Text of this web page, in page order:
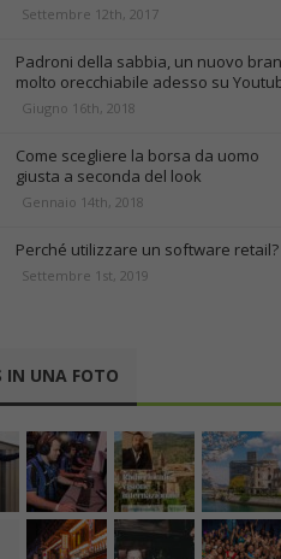
Settembre 12th, 2017
Padroni della sabbia, un nuovo
molto orecchiabile adesso su
Giugno 16th, 2018
Come scegliere la borsa da uomo
giusta a seconda del look
Gennaio 14th, 2018
Perché utilizzare un software retail?
Settembre 1st, 2019
IN UNA FOTO